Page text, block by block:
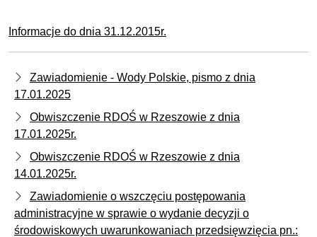
Informacje do dnia 31.12.2015r.
Zawiadomienie - Wody Polskie, pismo z dnia
17.01.2025
Obwiszczenie RDOŚ w Rzeszowie z dnia
17.01.2025r.
Obwiszczenie RDOŚ w Rzeszowie z dnia
14.01.2025r.
Zawiadomienie o wszczęciu postępowania
administracyjne w sprawie o wydanie decyzji o
środowiskowych uwarunkowaniach przedsięwzięcia pn.: